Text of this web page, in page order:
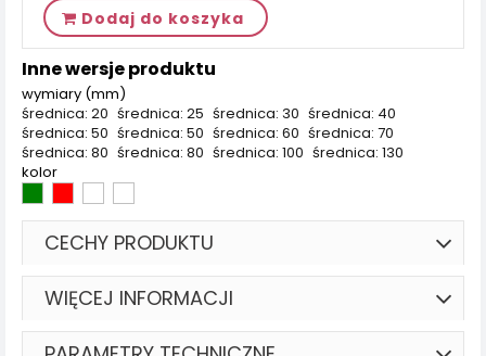
Dodaj do koszyka
Inne wersje produktu
wymiary (mm)
średnica: 20 średnica: 25 średnica: 30 średnica: 40
średnica: 50 średnica: 50 średnica: 60 średnica: 70
średnica: 80 średnica: 80 średnica: 100 średnica: 130
kolor
CECHY PRODUKTU
WIĘCEJ INFORMACJI